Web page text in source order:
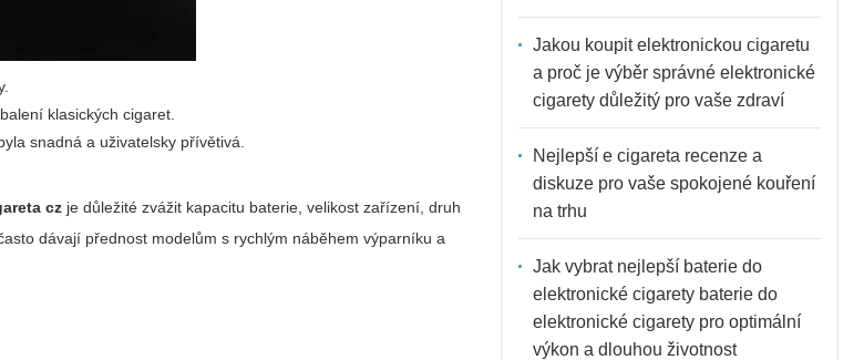
klasických cigaret.
snadná a uživatelsky přívětivá.
cz je důležité zvážit kapacitu baterie, velikost zařízení, druh
dávají přednost modelům s rychlým náběhem výparníku a
Jakou koupit elektronickou cigaretu
a proč je výběr správné elektronické
cigarety důležitý pro vaše zdraví
Nejlepší e cigareta recenze a
diskuze pro vaše spokojené kouření
na trhu
Jak vybrat nejlepší baterie do
elektronické cigarety baterie do
elektronické cigarety pro optimální
výkon a dlouhou životnost